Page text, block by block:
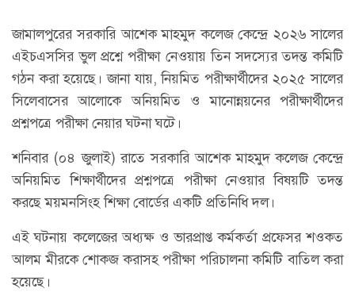
জামালপুরের সরকারি আশেক মাহমুদ কলেজ কেন্দ্রে ২০২৬ সালের
এইচএসসির ভুল প্রশ্নে পরীক্ষা নেওয়ায় তিন সদস্যের তদন্ত কমিটি
গঠন করা হয়েছে। জানা যায়, নিয়মিত পরীক্ষার্থীদের ২০২৫ সালের
সিলেবাসের আলোকে অনিয়মিত ও মানোন্নয়নের পরীক্ষার্থীদের
প্রশ্নপত্রে পরীক্ষা নেয়ার ঘটনা ঘটে।
শনিবার (০৪ জুলাই) রাতে সরকারি আশেক মাহমুদ কলেজ কেন্দ্রে
অনিয়মিত শিক্ষার্থীদের প্রশ্নপত্রে পরীক্ষা নেওয়ার বিষয়টি তদন্ত
করছে ময়মনসিংহ শিক্ষা বোর্ডের একটি প্রতিনিধি দল।
এই ঘটনায় কলেজের অধ্যক্ষ ও ভারপ্রাপ্ত কর্মকর্তা প্রফেসর শওকত
আলম মীরকে শোকজ করাসহ পরীক্ষা পরিচালনা কমিটি বাতিল করা
হয়েছে।